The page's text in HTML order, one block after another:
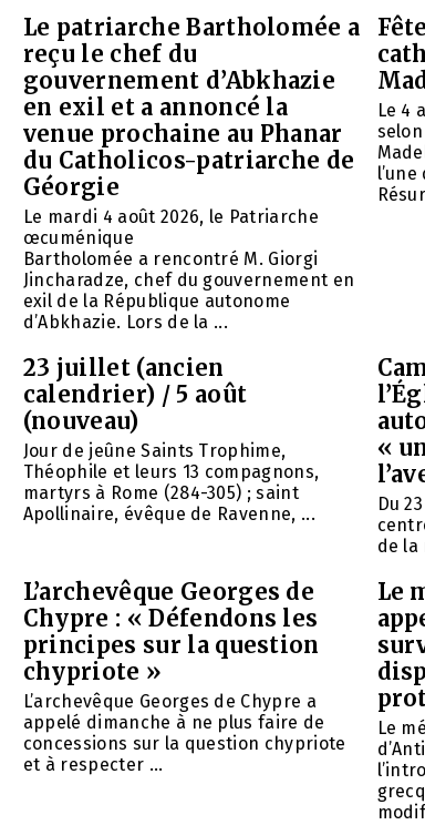
Le patriarche Bartholomée a
reçu le chef du
gouvernement d’Abkhazie
en exil et a annoncé la
venue prochaine au Phanar
du Catholicos-patriarche de
Géorgie
Le mardi 4 août 2026, le Patriarche
œcuménique
Bartholomée a rencontré M. Giorgi
Jincharadze, chef du gouvernement en
exil de la République autonome
d’Abkhazie. Lors de la ...
Le 4
23 juillet (ancien
calendrier) / 5 août
(nouveau)
Jour de jeûne Saints Trophime,
Théophile et leurs 13 compagnons,
martyrs à Rome (284-305) ; saint
Apollinaire, évêque de Ravenne, ...
«
Du
de la
L’archevêque Georges de
Chypre : « Défendons les
principes sur la question
chypriote »
L’archevêque Georges de Chypre a
appelé dimanche à ne plus faire de
concessions sur la question chypriote
et à respecter ...
Le
Le